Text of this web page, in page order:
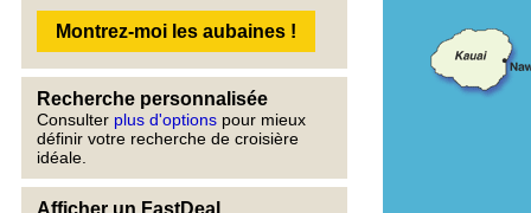
Recherche personnalisée
Consulter plus d'options pour mieux
définir votre recherche de croisière
idéale.
Afficher un FastDeal